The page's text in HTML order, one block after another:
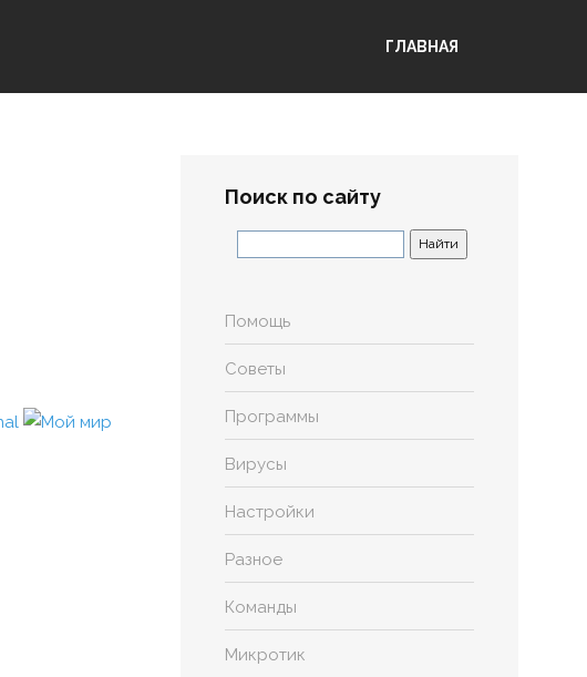
ГЛАВНАЯ
Поиск по сайту
Помощь
Советы
Программы
Вирусы
Настройки
Разное
Команды
Микротик